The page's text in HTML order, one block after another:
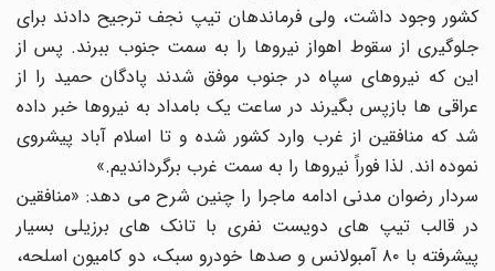
کشور وجود داشت، ولی فرماندهان تیپ نجف ترجیح دادند برای
جلوگیری از سقوط اهواز نیروها را به سمت جنوب ببرند. پس از
این که نیروهای سپاه در جنوب موفق شدند پادگان حمید را از
عراقی ها بازپس بگیرند در ساعت یک بامداد به نیروها خبر داده
شد که منافقین از غرب وارد کشور شده و تا اسلام آباد پیشروی
نموده اند. لذا فوراً نیروها را به سمت غرب برگرداندیم.»
سردار رضوان مدنی ادامه ماجرا را چنین شرح می دهد: «منافقین
در قالب تیپ های دویست نفری با تانک های برزیلی بسیار
پیشرفته با ۸۰ آمبولانس و صدها خودرو سبک، دو کامیون اسلحه،